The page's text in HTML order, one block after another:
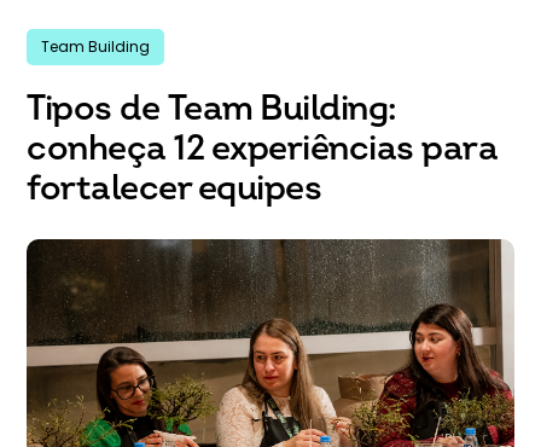
Team Building
Tipos de Team Building:
conheça 12 experiências para
fortalecer equipes